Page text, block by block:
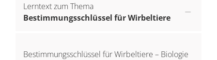
Lerntext zum Thema
Bestimmungsschlüssel für Wirbeltiere
Bestimmungsschlüssel für Wirbeltiere – Biologie